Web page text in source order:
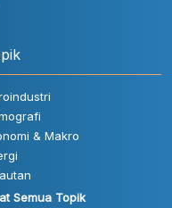
& Makro
Semua Topik